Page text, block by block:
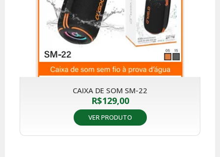
CAIXA DE SOM SM-22
R$129,00
VER PRODUTO